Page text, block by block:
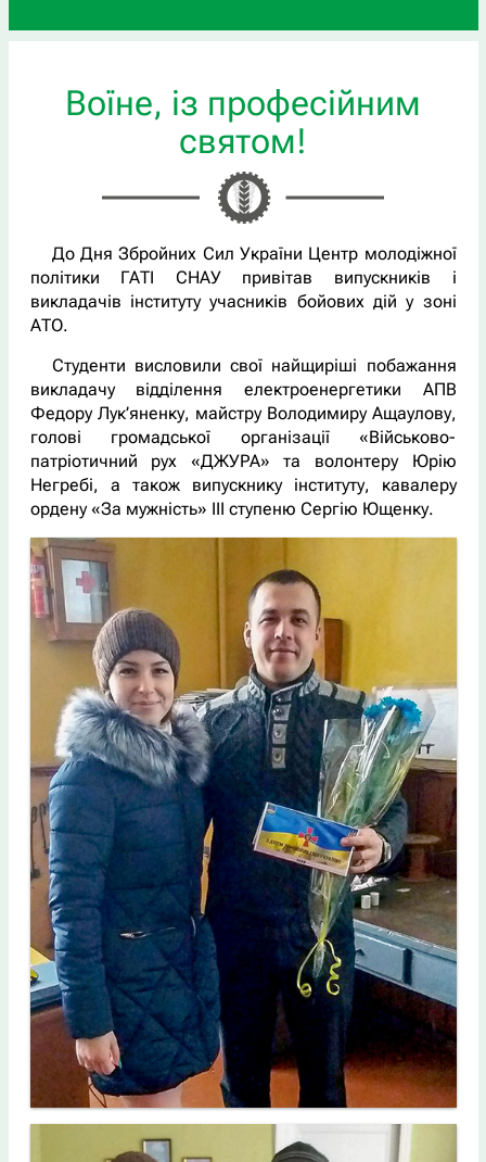
Воїне, із професійним
святом!
До Дня Збройних Сил України Центр молодіжної
політики ГАТІ СНАУ привітав випускників і
викладачів інституту учасників бойових дій у зоні
АТО.
Студенти висловили свої найщиріші побажання
викладачу відділення електроенергетики АПВ
Федору Лук’яненку, майстру Володимиру Ащаулову,
голові громадської організації «Військово-
патріотичний рух «ДЖУРА» та волонтеру Юрію
Негребі, а також випускнику інституту, кавалеру
ордену «За мужність» ІІІ ступеню Сергію Ющенку.